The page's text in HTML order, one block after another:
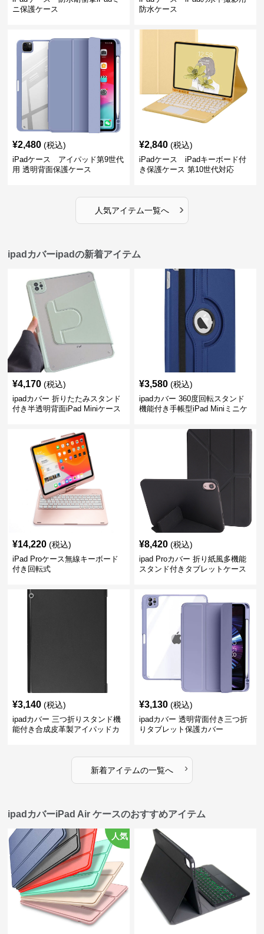
ニ保護ケース
防水ケース
¥2,480 (税込)
iPadケース アイパッド第9世代
用 透明背面保護ケース
¥2,840 (税込)
iPadケース iPadキーボード付
き保護ケース 第10世代対応
人気アイテム一覧へ ›
ipadカバーipadの新着アイテム
¥4,170 (税込)
ipadカバー 折りたたみスタンド
付き半透明背面iPad Miniケース
¥3,580 (税込)
ipadカバー 360度回転スタンド
機能付き手帳型iPad Miniミニケ
¥14,220 (税込)
iPad Proケース無線キーボード
付き回転式
¥8,420 (税込)
ipad Proカバー 折り紙風多機能
スタンド付きタブレットケース
¥3,140 (税込)
ipadカバー 三つ折りスタンド機
能付き合成皮革製アイパッドカ
¥3,130 (税込)
ipadカバー 透明背面付き三つ折
りタブレット保護カバー
新着アイテムの一覧へ ›
ipadカバーiPad Air ケースのおすすめアイテム
人気